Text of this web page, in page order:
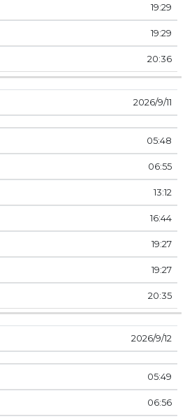
19:29
19:29
20:36
11‏‏/9‏‏/2026
05:48
06:55
13:12
16:44
19:27
19:27
20:35
12‏‏/9‏‏/2026
05:49
06:56